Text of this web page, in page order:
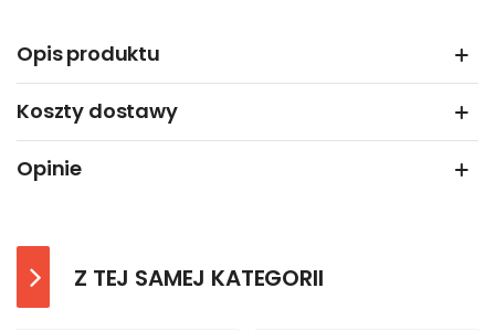
Opis produktu
Koszty dostawy
Opinie
Z TEJ SAMEJ KATEGORII